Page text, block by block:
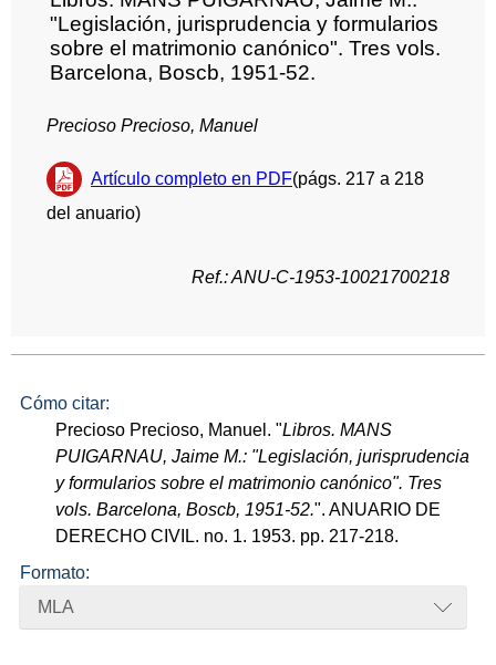
"Legislación, jurisprudencia y formularios
sobre el matrimonio canónico". Tres vols.
Barcelona, Boscb, 1951-52.
Precioso Precioso, Manuel
Artículo completo en PDF(págs. 217 a 218
del anuario)
Ref.: ANU-C-1953-10021700218
Cómo citar:
Precioso Precioso, Manuel. "Libros. MANS
PUIGARNAU, Jaime M.: "Legislación, jurisprudencia
y formularios sobre el matrimonio canónico". Tres
vols. Barcelona, Boscb, 1951-52.". ANUARIO DE
DERECHO CIVIL. no. 1. 1953. pp. 217-218.
Formato:
MLA